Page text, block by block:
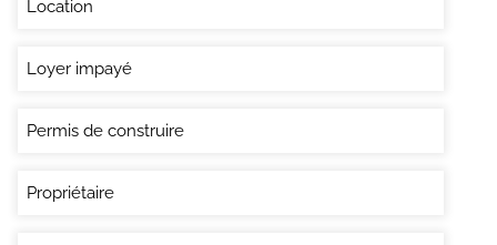
Location
Loyer impayé
Permis de construire
Propriétaire